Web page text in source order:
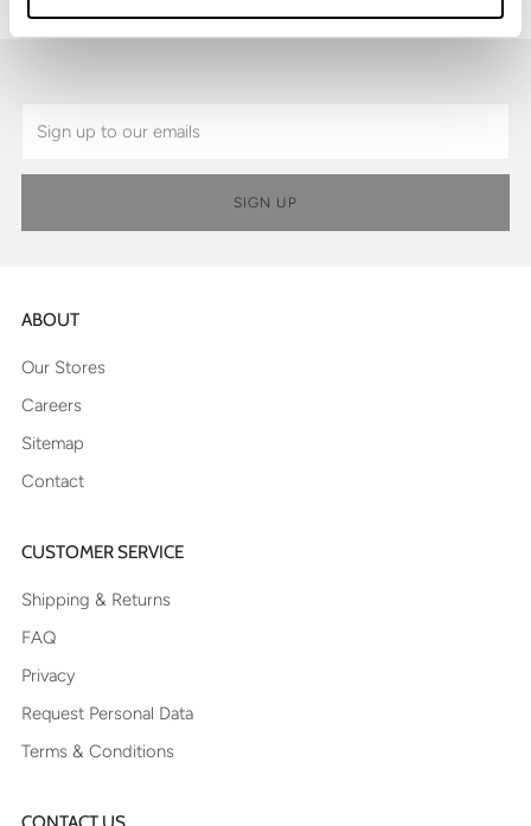
SIGN UP
ABOUT
Our Stores
Careers
Sitemap
Contact
CUSTOMER SERVICE
Shipping & Returns
FAQ
Privacy
Request Personal Data
Terms & Conditions